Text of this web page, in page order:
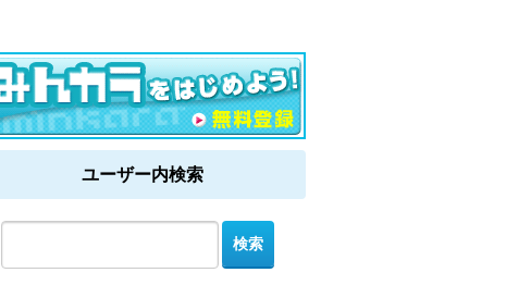
ユーザー内検索